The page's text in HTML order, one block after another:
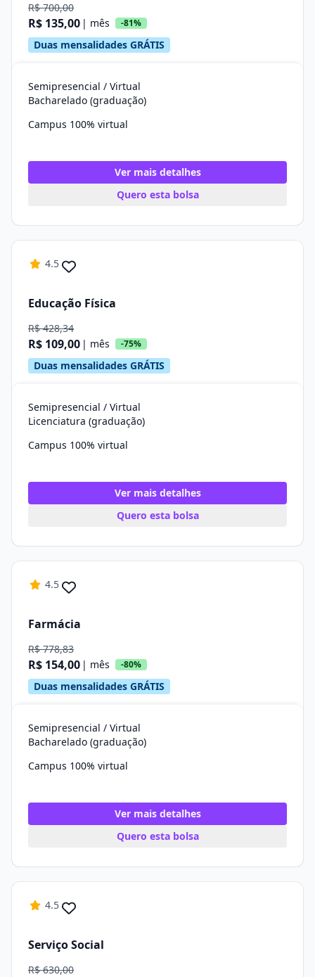
R$ 700,00
R$ 135,00 | mês -81%
Duas mensalidades GRÁTIS
Semipresencial / Virtual
Bacharelado (graduação)
Campus 100% virtual
Ver mais detalhes
Quero esta bolsa
4.5
Educação Física
R$ 428,34
R$ 109,00 | mês -75%
Duas mensalidades GRÁTIS
Semipresencial / Virtual
Licenciatura (graduação)
Campus 100% virtual
Ver mais detalhes
Quero esta bolsa
4.5
Farmácia
R$ 778,83
R$ 154,00 | mês -80%
Duas mensalidades GRÁTIS
Semipresencial / Virtual
Bacharelado (graduação)
Campus 100% virtual
Ver mais detalhes
Quero esta bolsa
4.5
Serviço Social
R$ 630,00